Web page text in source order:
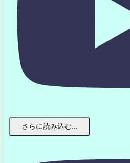
さらに読み込む...